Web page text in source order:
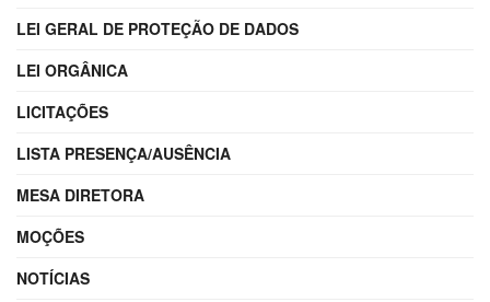
LEI GERAL DE PROTEÇÃO DE DADOS
LEI ORGÂNICA
LICITAÇÕES
LISTA PRESENÇA/AUSÊNCIA
MESA DIRETORA
MOÇÕES
NOTÍCIAS